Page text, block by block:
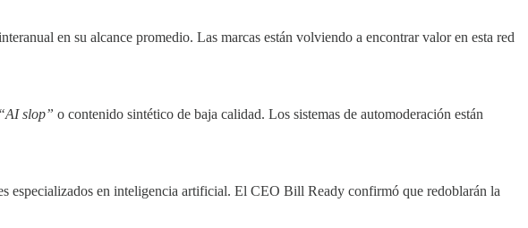
en su alcance promedio. Las marcas están volviendo a encontrar valor en esta red
“AI slop” o contenido sintético de baja calidad. Los sistemas de automoderación están
especializados en inteligencia artificial. El CEO Bill Ready confirmó que redoblarán la